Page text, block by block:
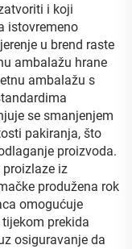
i koji
istovremeno
u brend raste
ambalažu hrane
ambalažu s
se smanjenjem
pakiranja, što
proizvoda.
iz
produžena rok
omogućuje
prekida
osiguravanje da